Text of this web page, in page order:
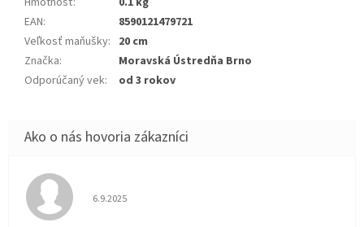
EAN:
8590121479721
Veľkosť maňušky: 20 cm
Značka:
Moravská Ústredňa Brno
Odporúčaný vek: od 3 rokov
Hodnotenie obchodu je 5 z 5 hviezdičiek.
6.9.2025